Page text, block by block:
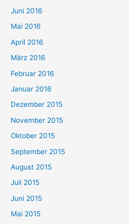
Juni 2016
Mai 2016
April 2016
März 2016
Februar 2016
Januar 2016
Dezember 2015
November 2015
Oktober 2015
September 2015
August 2015
Juli 2015
Juni 2015
Mai 2015